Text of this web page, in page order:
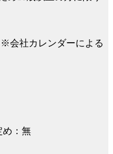
会社カレンダーによる
め：無